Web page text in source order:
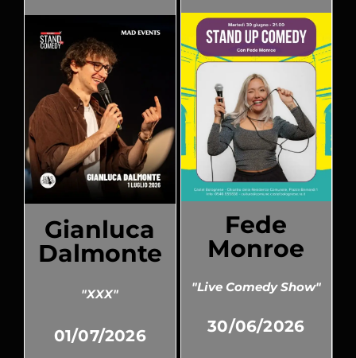
Gianluca
Dalmonte
"XXX"
01/07/2026
Fede
Monroe
"Live Comedy Show"
30/06/2026